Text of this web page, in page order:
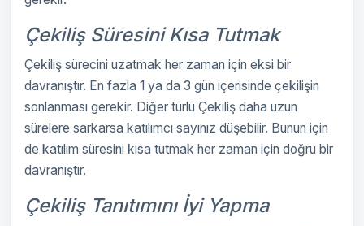
Çekiliş Süresini Kısa Tutmak
Çekiliş sürecini uzatmak her zaman için eksi bir
davranıştır. En fazla 1 ya da 3 gün içerisinde çekilişin
sonlanması gerekir. Diğer türlü Çekiliş daha uzun
sürelere sarkarsa katılımcı sayınız düşebilir. Bunun için
de katılım süresini kısa tutmak her zaman için doğru bir
davranıştır.
Çekiliş Tanıtımını İyi Yapma